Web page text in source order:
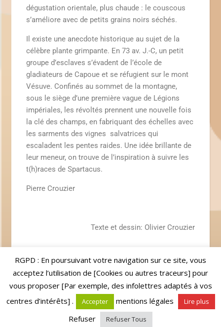
dégustation orientale, plus chaude : le couscous
s’améliore avec de petits grains noirs séchés.
Il existe une anecdote historique au sujet de la
célèbre plante grimpante. En 73 av. J.-C, un petit
groupe d’esclaves s’évadent de l’école de
gladiateurs de Capoue et se réfugient sur le mont
Vésuve. Confinés au sommet de la montagne,
sous le siège d’une première vague de Légions
impériales, les révoltés prennent une nouvelle fois
la clé des champs, en fabriquant des échelles avec
les sarments des vignes salvatrices qui
escaladent les pentes raides. Une idée brillante de
leur meneur, on trouve de l’inspiration à suivre les
t(h)races de Spartacus.
Pierre Crouzier
Texte et dessin: Olivier Crouzier
Par Davy Commentaires fermés
Thème Ashe parWP Royal.
RGPD : En poursuivant votre navigation sur ce site, vous
acceptez l’utilisation de [Cookies ou autres traceurs] pour
vous proposer [Par exemple, des infolettres adaptés à vos
centres d’intérêts] .
Accepter mentions légales Lire plus
Refuser Refuser Tous